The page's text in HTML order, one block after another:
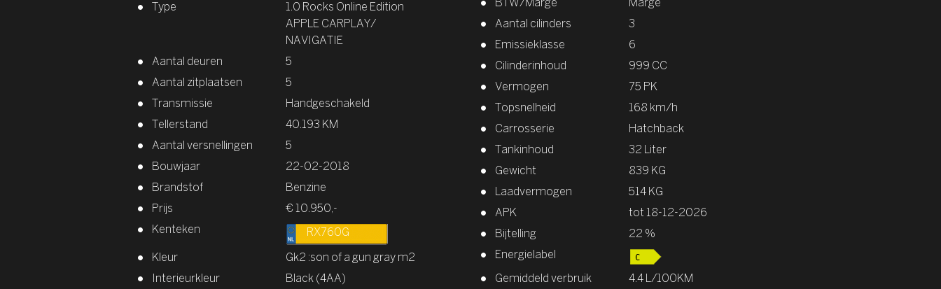
Type
1.0 Rocks Online Edition
APPLE CARPLAY/
NAVIGATIE
Aantal deuren
5
Aantal zitplaatsen
5
Transmissie
Handgeschakeld
Tellerstand
40.193 KM
Aantal versnellingen
5
Bouwjaar
22-02-2018
Brandstof
Benzine
Prijs
€ 10.950,-
Kenteken
RX760G
Kleur
Gk2 :son of a gun gray m2
Interieurkleur
Black (4AA)
BTW/Marge
Marge
Aantal cilinders
3
Emissieklasse
6
Cilinderinhoud
999 CC
Vermogen
75 PK
Topsnelheid
168 km/h
Carrosserie
Hatchback
Tankinhoud
32 Liter
Gewicht
839 KG
Laadvermogen
514 KG
APK
tot 18-12-2026
Bijtelling
22 %
Energielabel
Gemiddeld verbruik
4.4 L/100KM